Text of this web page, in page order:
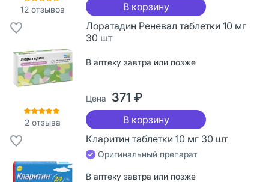
12 отзывов В корзину
2 отзыва
Лоратадин Реневал таблетки 10 мг
30 шт
В аптеку завтра или позже
Цена 371 ₽
В корзину
Кларитин таблетки 10 мг 30 шт
Оригинальный препарат
В аптеку завтра или позже